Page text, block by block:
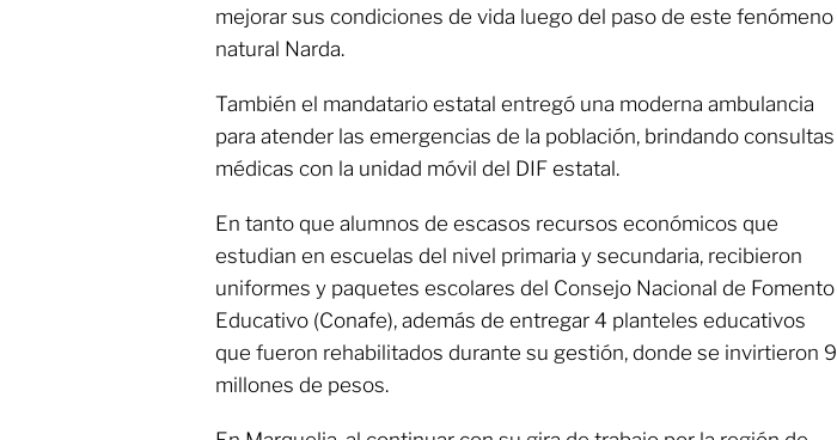
mejorar sus condiciones de vida luego del paso de este fenómeno
natural Narda.
También el mandatario estatal entregó una moderna ambulancia
para atender las emergencias de la población, brindando consultas
médicas con la unidad móvil del DIF estatal.
En tanto que alumnos de escasos recursos económicos que
estudian en escuelas del nivel primaria y secundaria, recibieron
uniformes y paquetes escolares del Consejo Nacional de Fomento
Educativo (Conafe), además de entregar 4 planteles educativos
que fueron rehabilitados durante su gestión, donde se invirtieron 9
millones de pesos.